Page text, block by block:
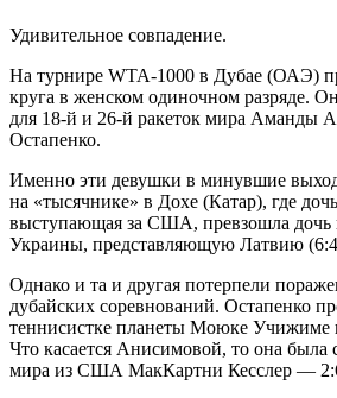
Удивительное совпадение.
На турнире WTA-1000 в Дубае (ОАЭ)
круга в женском одиночном разряде.
для 18-й и 26-й ракеток мира Аманды
Остапенко.
Именно эти девушки в минувшие
на «тысячнике» в Дохе (Катар), где
выступающая за США, превзошла дочь
Украины, представляющую Латвию
Однако и та и другая потерпели
дубайских соревнований. Остапенко
теннисистке планеты Моюке
Что касается Анисимовой, то она была
мира из США МакКартни Кесслер —